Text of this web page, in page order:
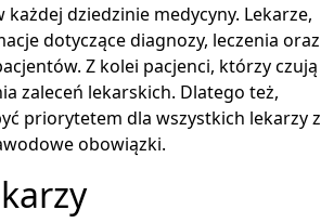
dziedzinie medycyny. Lekarze,
dotyczące diagnozy, leczenia oraz
Z kolei pacjenci, którzy czują
zaleceń lekarskich. Dlatego też,
priorytetem dla wszystkich lekarzy z
obowiązki.